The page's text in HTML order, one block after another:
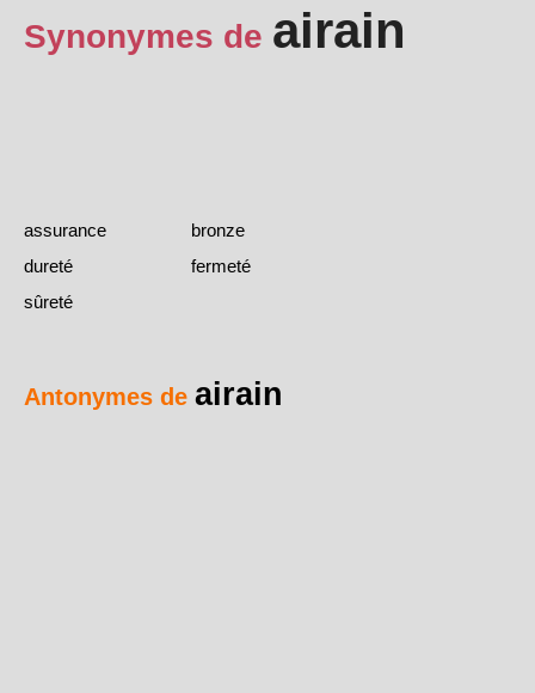
Synonymes de airain
assurance
bronze
dureté
fermeté
sûreté
Antonymes de airain